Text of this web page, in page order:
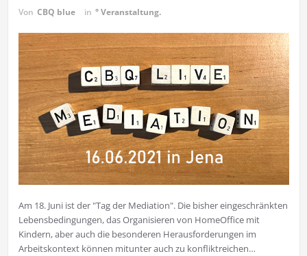
Von CBQ blue in ° Veranstaltung.
Am 18. Juni ist der "Tag der Mediation". Die bisher eingeschränkten
Lebensbedingungen, das Organisieren von HomeOffice mit
Kindern, aber auch die besonderen Herausforderungen im
Arbeitskontext können mitunter auch zu konfliktreichen…